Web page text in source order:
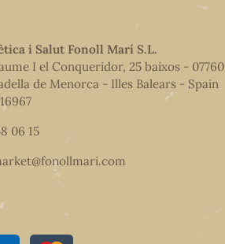
i Salut Fonoll Marí S.L.
I el Conqueridor, 25 baixos - 07760
de Menorca - Illes Balears - Spain
06 15